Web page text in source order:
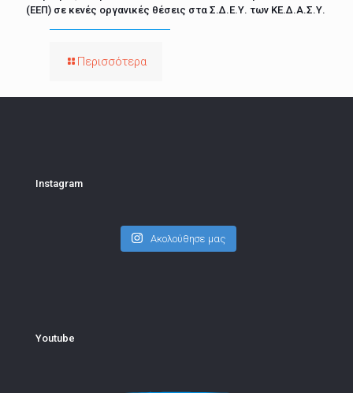
(ΕΕΠ) σε κενές οργανικές θέσεις στα Σ.Δ.Ε.Υ. των ΚΕ.Δ.Α.Σ.Υ.
Περισσότερα
Instagram
Ακολούθησε μας
Youtube